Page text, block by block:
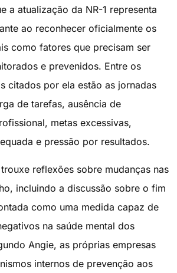
a atualização da NR-1 representa
ao reconhecer oficialmente os
como fatores que precisam ser
e prevenidos. Entre os
citados por ela estão as jornadas
de tarefas, ausência de
metas excessivas,
e pressão por resultados.
reflexões sobre mudanças nas
incluindo a discussão sobre o fim
como uma medida capaz de
na saúde mental dos
Angie, as próprias empresas
internos de prevenção aos